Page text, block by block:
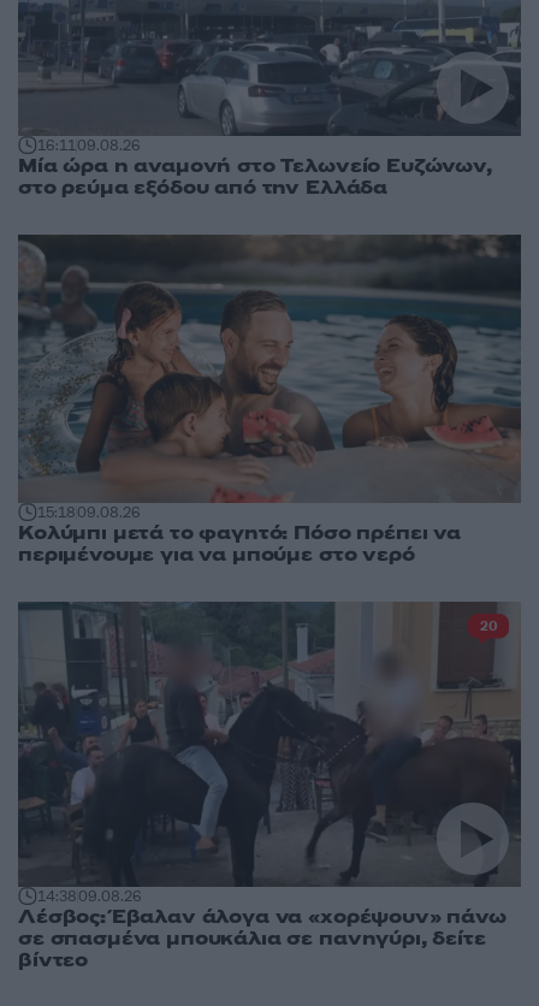
16:1109.08.26
Μία ώρα η αναμονή στο Τελωνείο Ευζώνων,
στο ρεύμα εξόδου από την Ελλάδα
15:1809.08.26
Κολύμπι μετά το φαγητό: Πόσο πρέπει να
περιμένουμε για να μπούμε στο νερό
14:3809.08.26
Λέσβος: Έβαλαν άλογα να «χορέψουν» πάνω
σε σπασμένα μπουκάλια σε πανηγύρι, δείτε
βίντεο
20